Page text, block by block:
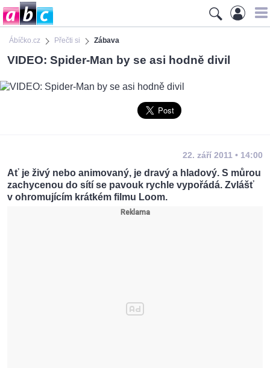
Ábíčko.cz Přečti si Zábava
VIDEO: Spider-Man by se asi hodně divil
22. září 2011 • 14:00
Ať je živý nebo animovaný, je dravý a hladový. S můrou
zachycenou do sítí se pavouk rychle vypořádá. Zvlášť
v ohromujícím krátkém filmu Loom.